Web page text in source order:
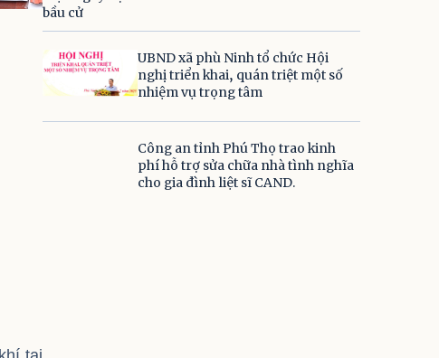
UBND xã phù Ninh tổ chức Hội
nghị triển khai, quán triệt một số
nhiệm vụ trọng tâm
Công an tỉnh Phú Thọ trao kinh
phí hỗ trợ sửa chữa nhà tình nghĩa
cho gia đình liệt sĩ CAND.